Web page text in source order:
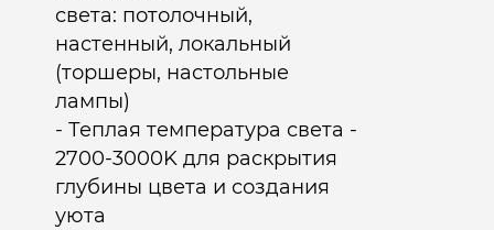
света: потолочный,
настенный, локальный
(торшеры, настольные
лампы)
- Теплая температура света -
2700-3000K для раскрытия
глубины цвета и создания
уюта